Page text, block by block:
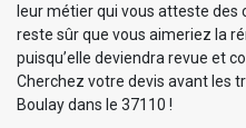
leur métier qui vous atteste des
reste sûr que vous aimeriez la
puisqu’elle deviendra revue et
Cherchez votre devis avant les
Boulay dans le 37110 !